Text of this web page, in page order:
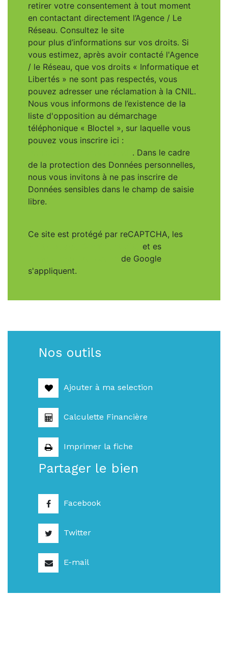
retirer votre consentement à tout moment
en contactant directement l’Agence / Le
Réseau. Consultez le site
pour plus d’informations sur vos droits. Si
vous estimez, après avoir contacté l'Agence
/ le Réseau, que vos droits « Informatique et
Libertés » ne sont pas respectés, vous
pouvez adresser une réclamation à la CNIL.
Nous vous informons de l’existence de la
liste d'opposition au démarchage
téléphonique « Bloctel », sur laquelle vous
pouvez vous inscrire ici :
. Dans le cadre
de la protection des Données personnelles,
nous vous invitons à ne pas inscrire de
Données sensibles dans le champ de saisie
libre.
Ce site est protégé par reCAPTCHA, les
et es
de Google
s'appliquent.
Nos outils
Ajouter à ma selection
Calculette Financière
Imprimer la fiche
Partager le bien
Facebook
Twitter
E-mail